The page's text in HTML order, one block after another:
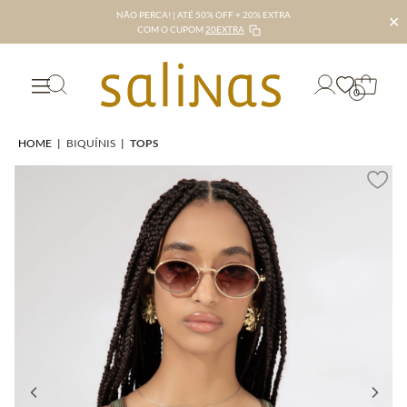
NÃO PERCA! | ATÉ 50% OFF + 20% EXTRA
COM O CUPOM 20EXTRA ✕
0
HOME | BIQUÍNIS | TOPS